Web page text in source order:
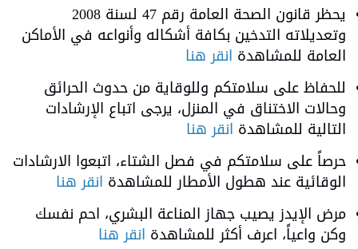
يحظر قانون الصحة العامة رقم 47 لسنة 2008
وتعديلاته التدخين بكافة أشكاله وأنواعه في الأماكن
العامة للمشاهدة انقر هنا
للحفاظ على سلامتكم وللوقاية من حدوث الحرائق
وحالات الاختناق في المنزل، يرجى اتباع الإرشادات
التالية للمشاهدة انقر هنا
حرصاً على سلامتكم في فصل الشتاء، اتبعوا الارشادات
الوقائية عند هطول الأمطار للمشاهدة انقر هنا
مرض الإيدز يصيب جهاز المناعة البشري، احم نفسك
وكن واعياً، اعرف أكثر للمشاهدة انقر هنا